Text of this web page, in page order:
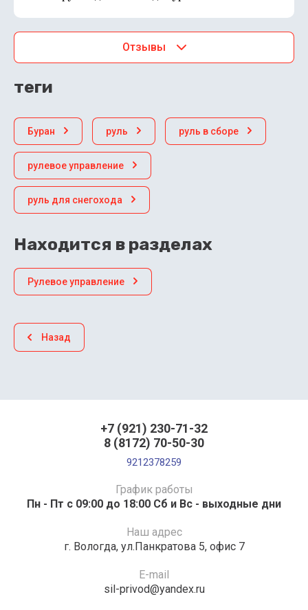
Отзывы
теги
Буран руль руль в сборе
рулевое управление
руль для снегохода
Находится в разделах
Рулевое управление
Назад
+7 (921) 230-71-32
8 (8172) 70-50-30
9212378259
График работы
Пн - Пт с 09:00 до 18:00 Сб и Вс - выходные дни
Наш адрес
г. Вологда, ул.Панкратова 5, офис 7
E-mail
sil-privod@yandex.ru